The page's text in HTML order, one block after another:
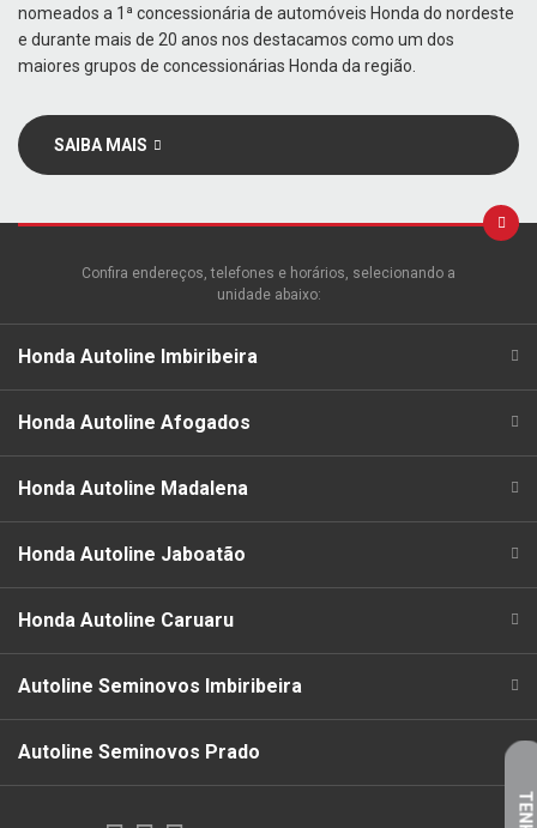
nomeados a 1ª concessionária de automóveis Honda do nordeste
e durante mais de 20 anos nos destacamos como um dos
maiores grupos de concessionárias Honda da região.
SAIBA MAIS
Confira endereços, telefones e horários, selecionando a
unidade abaixo:
Honda Autoline Imbiribeira
Honda Autoline Afogados
Honda Autoline Madalena
Honda Autoline Jaboatão
Honda Autoline Caruaru
Autoline Seminovos Imbiribeira
Autoline Seminovos Prado